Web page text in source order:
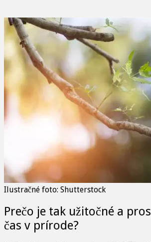
Ilustračné foto: Shutterstock
Prečo je tak užitočné a
čas v prírode?